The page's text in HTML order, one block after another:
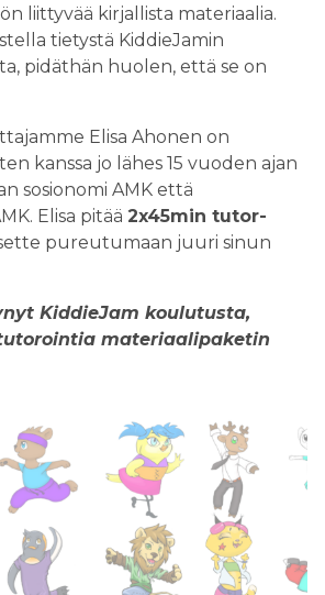
liittyvää kirjallista materiaalia.
tietystä KiddieJamin
pidäthän huolen, että se on
Elisa Ahonen on
kanssa jo lähes 15 vuoden ajan
sosionomi AMK että
Elisa pitää 2x45min tutor-
pureutumaan juuri sinun
KiddieJam koulutusta,
materiaalipaketin